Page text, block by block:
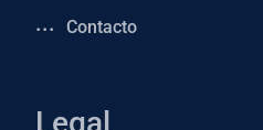
Contacto
Legal